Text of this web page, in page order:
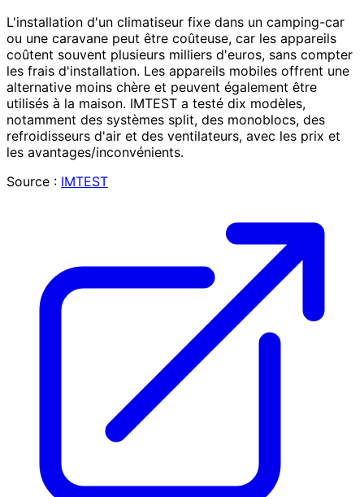
L'installation d'un climatiseur fixe dans un camping-car
ou une caravane peut être coûteuse, car les appareils
coûtent souvent plusieurs milliers d'euros, sans compter
les frais d'installation. Les appareils mobiles offrent une
alternative moins chère et peuvent également être
utilisés à la maison. IMTEST a testé dix modèles,
notamment des systèmes split, des monoblocs, des
refroidisseurs d'air et des ventilateurs, avec les prix et
les avantages/inconvénients.
Source : IMTEST